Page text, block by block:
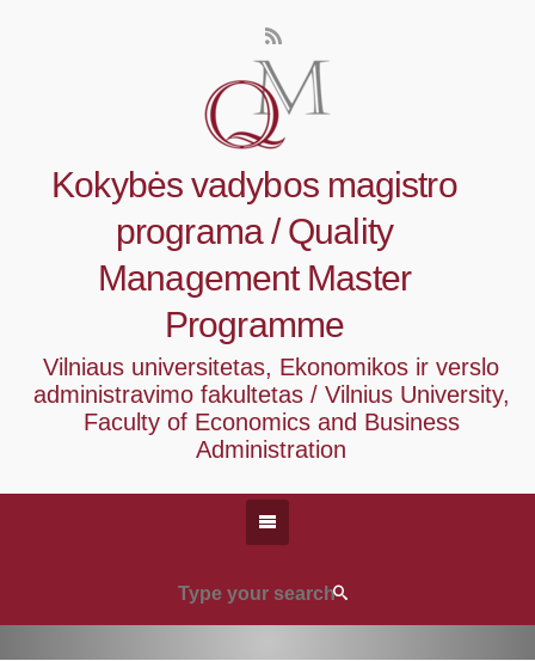
Kokybės vadybos magistro
programa / Quality
Management Master
Programme
Vilniaus universitetas, Ekonomikos ir verslo
administravimo fakultetas / Vilnius University,
Faculty of Economics and Business
Administration